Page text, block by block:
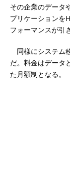
その企業のデータ
プリケーションを
フォーマンスが引
同様にシステム
だ。料金はデータ
た月額制となる。